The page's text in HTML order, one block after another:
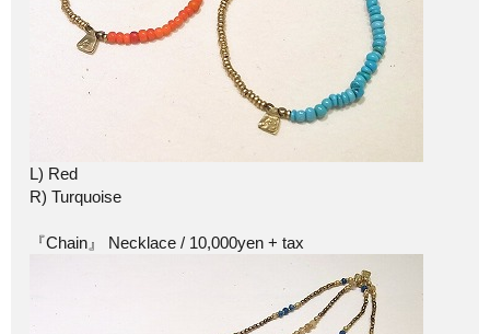
L) Red
R) Turquoise
『Chain』 Necklace / 10,000yen + tax